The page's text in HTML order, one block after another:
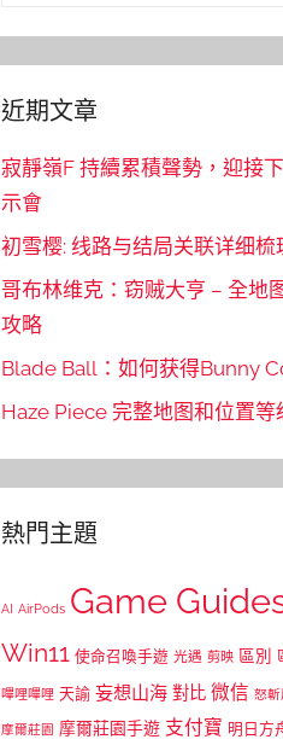
近期文章
寂靜嶺F 持續累積聲勢，迎接
示會
初雪樱: 线路与结局关联详细梳
哥布林维克：窃贼大亨 – 全地
攻略
Blade Ball：如何获得Bunny
Haze Piece 完整地图和位置等
熱門主題
AI AirPods Game
Win11 使命召喚手遊 光遇 剪映 區別
嗶哩嗶哩 天諭 妄想山海 對比 微信 怒
摩爾莊園 摩爾莊園手遊 支付寶 明日方